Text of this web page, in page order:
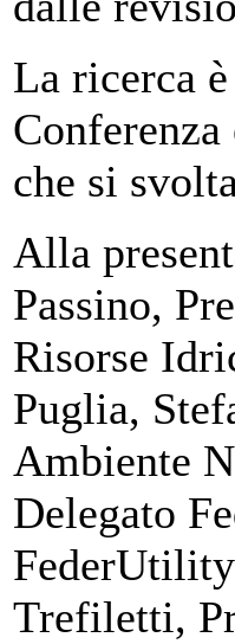
La ricerca
che si
Alla
Passino,
Risorse
Puglia,
Ambiente
Delegato
Trefiletti,